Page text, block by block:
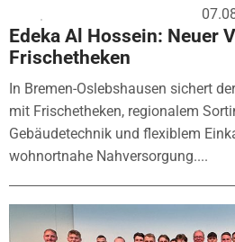
Edeka Al Hossein: Neuer
Frischetheken
In Bremen-Oslebshausen sichert
mit Frischetheken, regionalem
Gebäudetechnik und flexiblem
wohnortnahe Nahversorgung....